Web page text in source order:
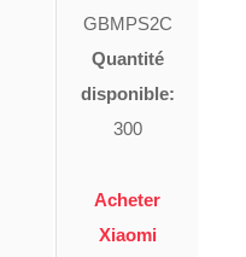
GBMPS2C
Quantité
disponible:
300
Acheter
Xiaomi